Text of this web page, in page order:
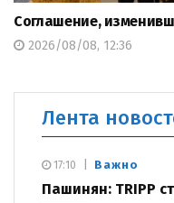
Соглашение,
2026/08/08, 12:36
Лента
Важно
Пашинян: TRIPP
17:10